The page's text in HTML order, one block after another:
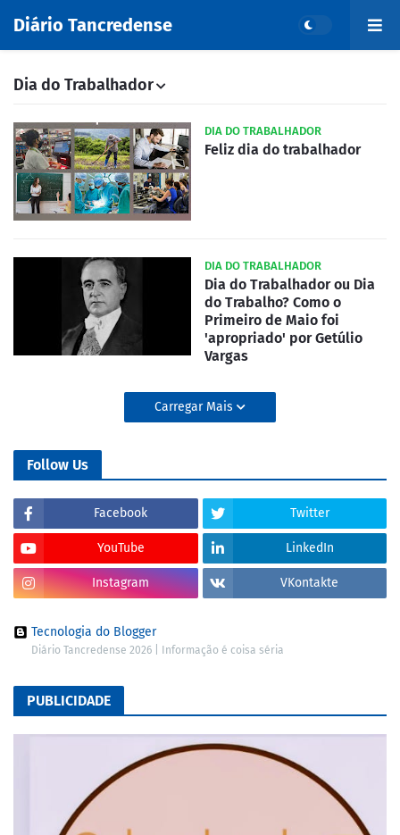
Diário Tancredense
Dia do Trabalhador
DIA DO TRABALHADOR
Feliz dia do trabalhador
DIA DO TRABALHADOR
Dia do Trabalhador ou Dia
do Trabalho? Como o
Primeiro de Maio foi
'apropriado' por Getúlio
Vargas
Carregar Mais
Follow Us
Facebook Twitter
YouTube LinkedIn
Instagram VKontakte
Tecnologia do Blogger
Diário Tancredense 2026 | Informação é coisa séria
PUBLICIDADE